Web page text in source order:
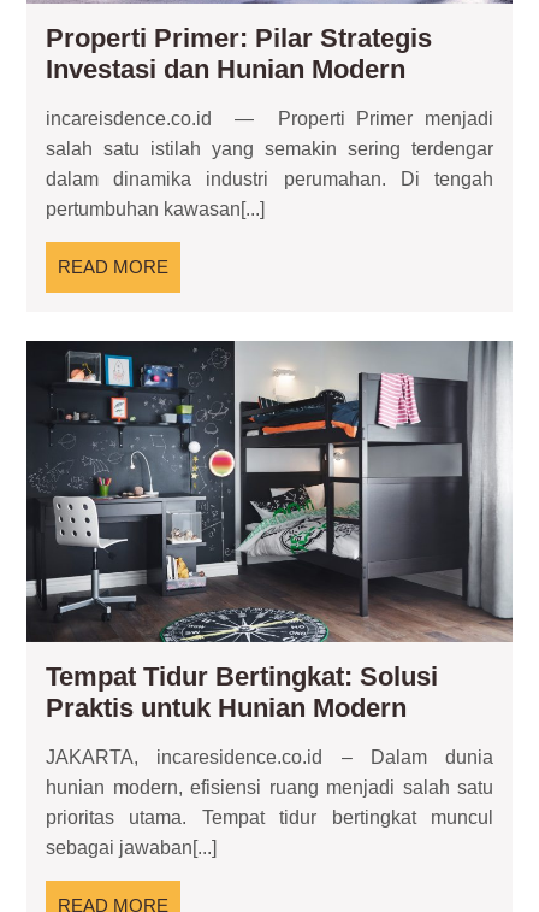
Properti Primer: Pilar Strategis
Investasi dan Hunian Modern
Pilar
Strategis
Investasi
incareisdence.co.id — Properti Primer menjadi
salah satu istilah yang semakin sering terdengar
dalam dinamika industri perumahan. Di tengah
pertumbuhan kawasan[...]
READ MORE
MORE
Tempat Tidur Bertingkat: Solusi
Praktis untuk Hunian Modern
Solusi
Praktis
JAKARTA, incaresidence.co.id – Dalam dunia
hunian modern, efisiensi ruang menjadi salah satu
prioritas utama. Tempat tidur bertingkat muncul
sebagai jawaban[...]
READ MORE